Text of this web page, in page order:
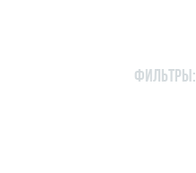
ПенообразователиФИЛЬТРЫ: